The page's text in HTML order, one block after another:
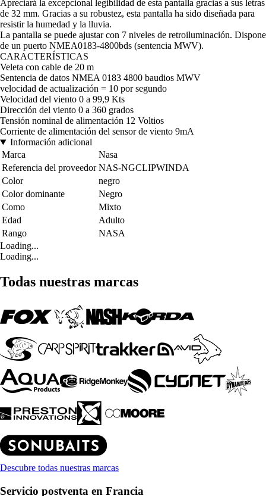
Apreciará la excepcional legibilidad de esta pantalla gracias a sus letras
de 32 mm. Gracias a su robustez, esta pantalla ha sido diseñada para
resistir la humedad y la lluvia.
La pantalla se puede ajustar con 7 niveles de retroiluminación. Dispone
de un puerto NMEA0183-4800bds (sentencia MWV).
CARACTERÍSTICAS
Veleta con cable de 20 m
Sentencia de datos NMEA 0183 4800 baudios MWV
velocidad de actualización = 10 por segundo
Velocidad del viento 0 a 99,9 Kts
Dirección del viento 0 a 360 grados
Tensión nominal de alimentación 12 Voltios
Corriente de alimentación del sensor de viento 9mA
Información adicional
Marca
Nasa
Referencia del proveedor NAS-NGCLIPWINDA
Color
negro
Color dominante
Negro
Como
Mixto
Edad
Adulto
Rango
NASA
Loading...
Loading...
Todas nuestras marcas
Descubre todas nuestras marcas
Servicio postventa en Francia